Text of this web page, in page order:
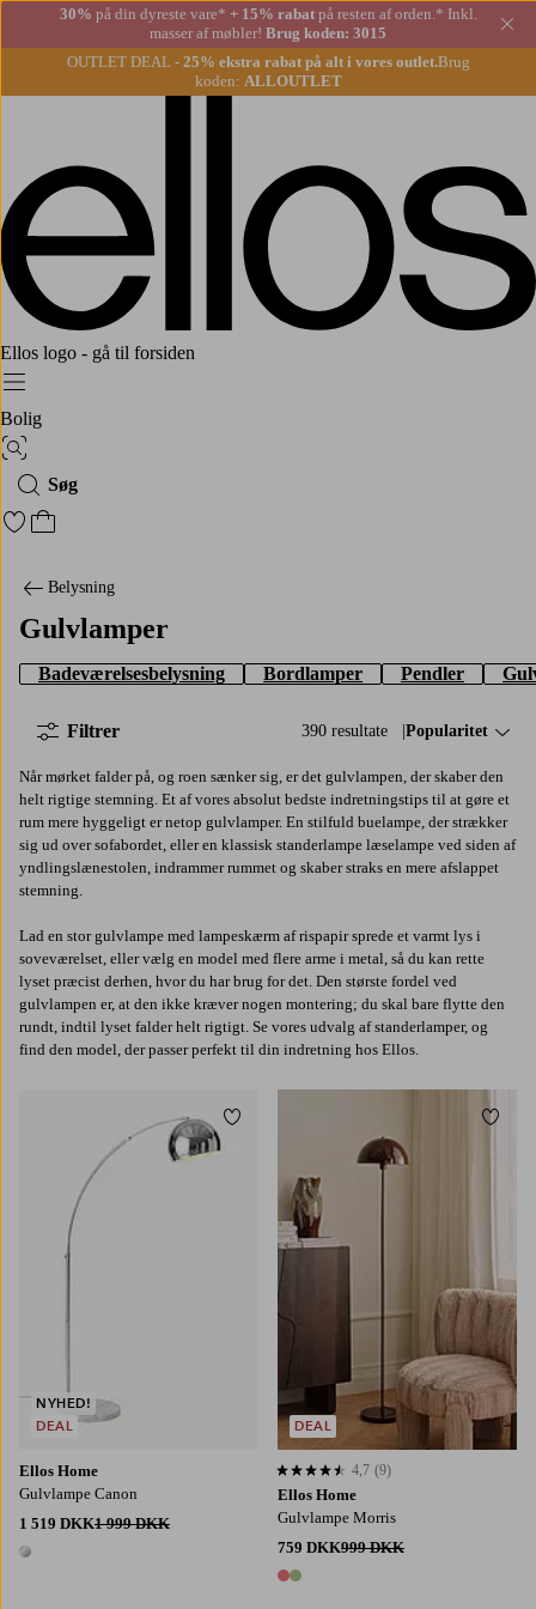
30% på din dyreste vare* + 15% rabatpå resten af orden.* Inkl.
masser af møbler! Brug koden: 3015
OUTLET DEAL - 25% ekstra rabat på alt i vores outlet.Brug
koden: ALLOUTLET
Ellos logo - gå til forsiden
Menu
Bolig
Billedsøgning
Søg
Gå til favoritmarkerede produkter
Gå til indkøbskurven
Belysning
Gulvlamper
Badeværelsesbelysning Bordlamper Pendler
390 resultate Sorter efter:
Popularitet
Filtrer
Når mørket falder på, og roen sænker sig, er det gulvlampen, der skaber den
helt rigtige stemning. Et af vores absolut bedste indretningstips til at gøre et
rum mere hyggeligt er netop gulvlamper. En stilfuld buelampe, der strækker
sig ud over sofabordet, eller en klassisk standerlampe læselampe ved siden af
yndlingslænestolen, indrammer rummet og skaber straks en mere afslappet
stemning.
Lad en stor gulvlampe med lampeskærm af rispapir sprede et varmt lys i
soveværelset, eller vælg en model med flere arme i metal, så du kan rette
lyset præcist derhen, hvor du har brug for det. Den største fordel ved
gulvlampen er, at den ikke kræver nogen montering; du skal bare flytte den
rundt, indtil lyset falder helt rigtigt. Se vores udvalg af standerlamper, og
find den model, der passer perfekt til din indretning hos Ellos.
Ellos Home
Gulvlampe Canon
1 519 DKK1 999 DKK
1 farve
NYHED!
DEAL
Tilføj til favoritter
Ellos Home
Gulvlampe Morris
759 DKK999 DKK
2 farver
4,7 baseret på 9 bedømmelser
4,7 (9)
DEAL